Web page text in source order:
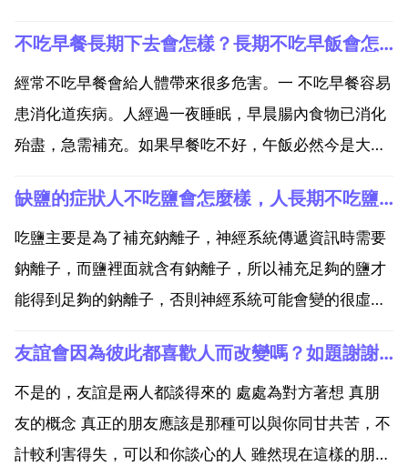
不吃早餐長期下去會怎樣？長期不吃早飯會怎麼樣？
經常不吃早餐會給人體帶來很多危害。一 不吃早餐容易
患消化道疾病。人經過一夜睡眠，早晨腸內食物已消化
殆盡，急需補充。如果早餐吃不好，午飯必然今是大
等疾病。二 不吃早餐會降低大腦功能，影響大腦發育。
飢餓時血糖降低，會使大腦出現障礙，產生頭暈 注意力
不集中...
缺鹽的症狀人不吃鹽會怎麼樣，人長期不吃鹽會怎麼樣？
吃鹽主要是為了補充鈉離子，神經系統傳遞資訊時需要
鈉離子，而鹽裡面就含有鈉離子，所以補充足夠的鹽才
能得到足夠的鈉離子，否則神經系統可能會變的很虛
低，發生食慾不振，四肢無力，眩暈等現象 人不吃鹽會
怎麼樣？人不吃鹽，會出現血壓下降，心率加快，四肢
發冷等症狀，...
友誼會因為彼此都喜歡人而改變嗎？如題謝謝了
不是的，友誼是兩人都談得來的 處處為對方著想 真朋
友的概念 真正的朋友應該是那種可以與你同甘共苦，不
計較利害得失，可以和你談心的人 雖然現在這樣的朋友